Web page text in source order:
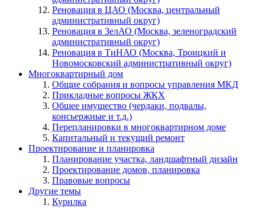
Реновация в ЦАО (Москва, центральный
административный округ)
Реновация в ЗелАО (Москва, зеленоградский
административный округ)
Реновация в ТиНАО (Москва, Троицкий и
Новомосковский административный округ)
Многоквартирный дом
Общие собрания и вопросы управления МКД
Прикладные вопросы ЖКХ
Общее имущество (чердаки, подвалы,
консьержные и т.д.)
Перепланировки в многоквартирном доме
Капитальный и текущий ремонт
Проектирование и планировка
Планирование участка, ландшафтный дизайн
Проектирование домов, планировка
Правовые вопросы
Другие темы
Курилка